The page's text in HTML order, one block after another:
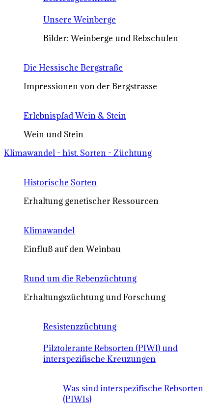
Unsere Weinberge
Bilder: Weinberge und Rebschulen
Die Hessische Bergstraße
Impressionen von der Bergstrasse
Erlebnispfad Wein & Stein
Wein und Stein
Klimawandel - hist. Sorten - Züchtung
Historische Sorten
Erhaltung genetischer Ressourcen
Klimawandel
Einfluß auf den Weinbau
Rund um die Rebenzüchtung
Erhaltungszüchtung und Forschung
Resistenzzüchtung
Pilztolerante Rebsorten (PIWI) und
interspezifische Kreuzungen
Was sind interspezifische Rebsorten
(PIWIs)